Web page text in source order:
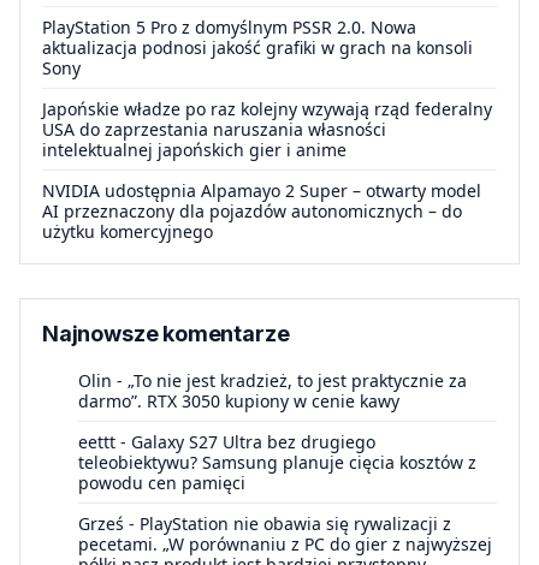
PlayStation 5 Pro z domyślnym PSSR 2.0. Nowa
aktualizacja podnosi jakość grafiki w grach na konsoli
Sony
Japońskie władze po raz kolejny wzywają rząd federalny
USA do zaprzestania naruszania własności
intelektualnej japońskich gier i anime
NVIDIA udostępnia Alpamayo 2 Super – otwarty model
AI przeznaczony dla pojazdów autonomicznych – do
użytku komercyjnego
Najnowsze komentarze
Olin - „To nie jest kradzież, to jest praktycznie za
darmo”. RTX 3050 kupiony w cenie kawy
eettt - Galaxy S27 Ultra bez drugiego
teleobiektywu? Samsung planuje cięcia kosztów z
powodu cen pamięci
Grześ - PlayStation nie obawia się rywalizacji z
pecetami. „W porównaniu z PC do gier z najwyższej